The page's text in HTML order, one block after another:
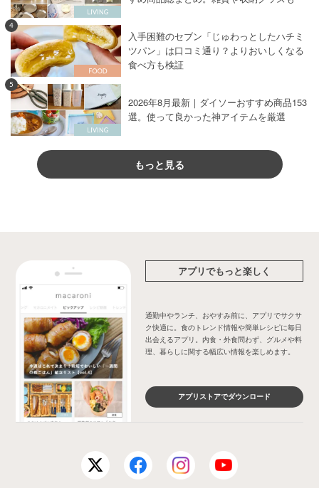
4
入手困難のセブン「じゅわっとしたハチミ
ツパン」は口コミ通り？よりおいしくなる
食べ方も検証
5
2026年8月最新｜ダイソーおすすめ商品153
選。使って良かった神アイテムを厳選
もっと見る
アプリでもっと楽しく
通勤中やランチ、おやすみ前に、アプリでサクサ
ク快適に。食のトレンド情報や簡単レシピに毎日
出会えるアプリ。内食・外食問わず、グルメや料
理、暮らしに関する幅広い情報を楽しめます。
アプリストアでダウンロード